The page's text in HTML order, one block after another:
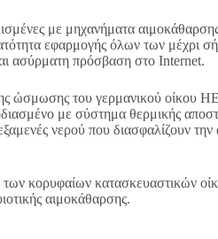
με μηχανήματα
εφαρμογής όλων των μέχρι
ασύρματη πρόσβαση στο Internet.
ώσμωσης του γερμανικού οίκου
με σύστημα θερμικής
νερού που διασφαλίζουν την
κορυφαίων κατασκευαστικών
αιμοκάθαρσης.